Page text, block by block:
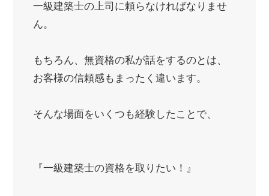
一級建築士の上司に頼らなければなりませ
ん。
もちろん、無資格の私が話をするのとは、
お客様の信頼感もまったく違います。
そんな場面をいくつも経験したことで、
『一級建築士の資格を取りたい！』